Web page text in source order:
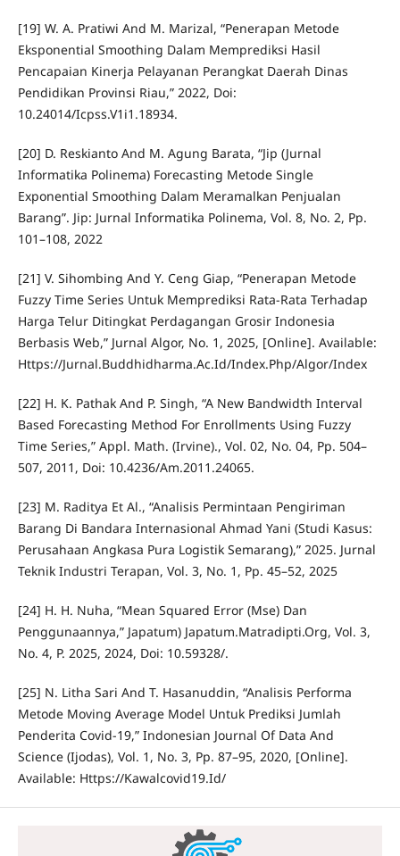
[19] W. A. Pratiwi And M. Marizal, “Penerapan Metode
Eksponential Smoothing Dalam Memprediksi Hasil
Pencapaian Kinerja Pelayanan Perangkat Daerah Dinas
Pendidikan Provinsi Riau,” 2022, Doi:
10.24014/Icpss.V1i1.18934.
[20] D. Reskianto And M. Agung Barata, “Jip (Jurnal
Informatika Polinema) Forecasting Metode Single
Exponential Smoothing Dalam Meramalkan Penjualan
Barang”. Jip: Jurnal Informatika Polinema, Vol. 8, No. 2, Pp.
101–108, 2022
[21] V. Sihombing And Y. Ceng Giap, “Penerapan Metode
Fuzzy Time Series Untuk Memprediksi Rata-Rata Terhadap
Harga Telur Ditingkat Perdagangan Grosir Indonesia
Berbasis Web,” Jurnal Algor, No. 1, 2025, [Online]. Available:
Https://Jurnal.Buddhidharma.Ac.Id/Index.Php/Algor/Index
[22] H. K. Pathak And P. Singh, “A New Bandwidth Interval
Based Forecasting Method For Enrollments Using Fuzzy
Time Series,” Appl. Math. (Irvine)., Vol. 02, No. 04, Pp. 504–
507, 2011, Doi: 10.4236/Am.2011.24065.
[23] M. Raditya Et Al., “Analisis Permintaan Pengiriman
Barang Di Bandara Internasional Ahmad Yani (Studi Kasus:
Perusahaan Angkasa Pura Logistik Semarang),” 2025. Jurnal
Teknik Industri Terapan, Vol. 3, No. 1, Pp. 45–52, 2025
[24] H. H. Nuha, “Mean Squared Error (Mse) Dan
Penggunaannya,” Japatum) Japatum.Matradipti.Org, Vol. 3,
No. 4, P. 2025, 2024, Doi: 10.59328/.
[25] N. Litha Sari And T. Hasanuddin, “Analisis Performa
Metode Moving Average Model Untuk Prediksi Jumlah
Penderita Covid-19,” Indonesian Journal Of Data And
Science (Ijodas), Vol. 1, No. 3, Pp. 87–95, 2020, [Online].
Available: Https://Kawalcovid19.Id/